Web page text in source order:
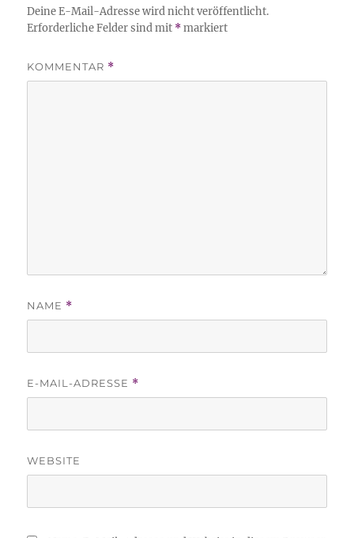
Deine E-Mail-Adresse wird nicht veröffentlicht.
Erforderliche Felder sind mit *markiert
KOMMENTAR *
NAME *
E-MAIL-ADRESSE *
WEBSITE